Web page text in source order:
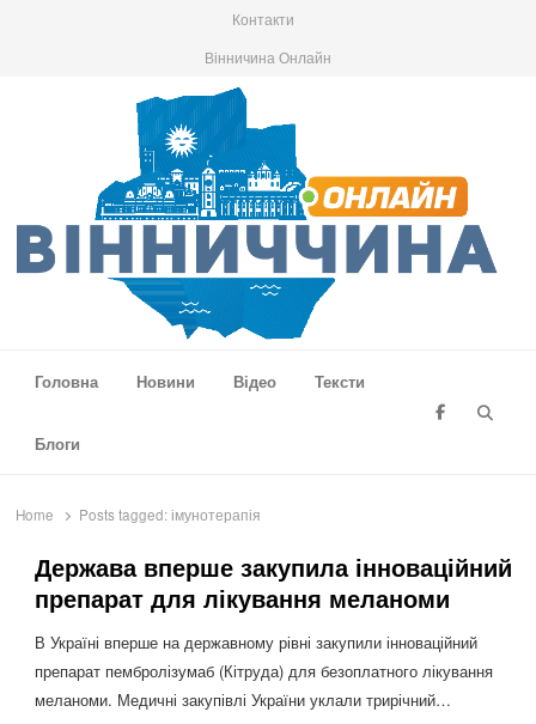
Контакти
Вінничина Онлайн
Головна
Новини Відео Тексти
Блоги
Home Posts tagged: імунотерапія
Держава вперше закупила інноваційний
препарат для лікування меланоми
В Україні вперше на державному рівні закупили інноваційний
препарат пембролізумаб (Кітруда) для безоплатного лікування
меланоми. Медичні закупівлі України уклали трирічний…